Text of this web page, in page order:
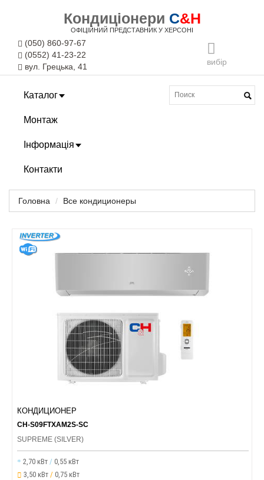
Кондиціонери C&H
ОФІЦІЙНИЙ ПРЕДСТАВНИК У ХЕРСОНІ
вибір
(050) 860-97-67
(0552) 41-23-22
вул. Грецька, 41
Каталог
Монтаж
Інформація
Контакти
Головна Все кондиционеры
КОНДИЦИОНЕР
CH-S09FTXAM2S-SC
SUPREME (SILVER)
2,70 кВт / 0,55 кВт
3,50 кВт / 0,75 кВт